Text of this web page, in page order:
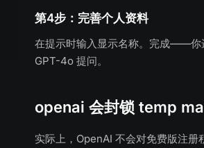
第4步：完善个人资料
在提示时输入显示名称。完成——你
GPT-4o 提问。
openai 会封锁 temp
实际上，OpenAI 不会对免费版注